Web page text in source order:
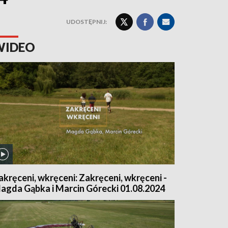
UDOSTĘPNIJ:
wkręceni: Zakręceni, wkręceni -
Gąbka i Marcin Górecki 01.08.2024